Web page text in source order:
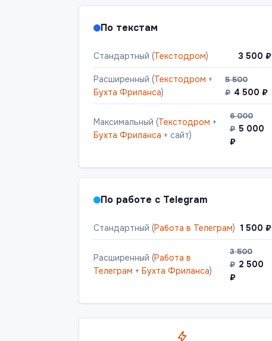
По текстам
Стандартный (Текстодром) 3 500 ₽
Расширенный (Текстодром +
Бухта Фриланса)
5 500
₽ 4 500 ₽
Максимальный (Текстодром +
Бухта Фриланса + сайт)
6 000
₽ 5 000
₽
По работе с Telegram
Стандартный (Работа в Телеграм) 1 500 ₽
Расширенный (Работа в
Телеграм + Бухта Фриланса)
3 500
₽ 2 500
₽